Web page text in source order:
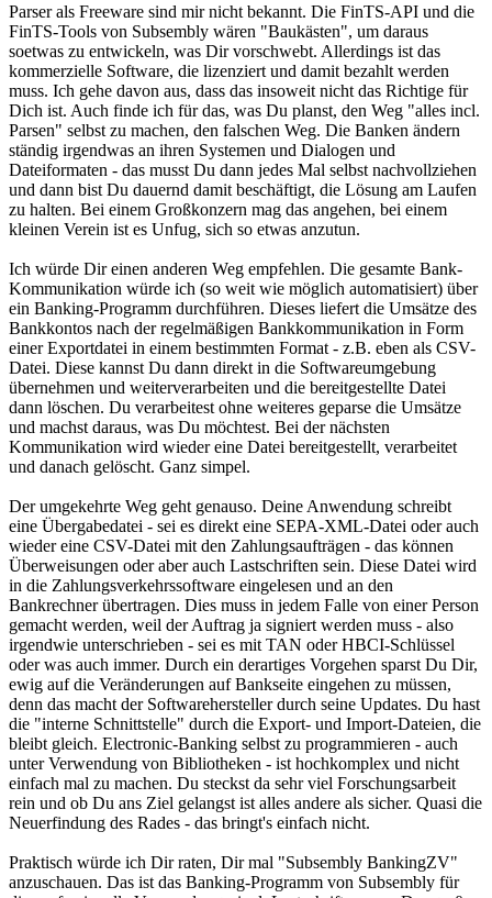
Parser als Freeware sind mir nicht bekannt. Die FinTS-API und die
FinTS-Tools von Subsembly wären "Baukästen", um daraus
soetwas zu entwickeln, was Dir vorschwebt. Allerdings ist das
kommerzielle Software, die lizenziert und damit bezahlt werden
muss. Ich gehe davon aus, dass das insoweit nicht das Richtige für
Dich ist. Auch finde ich für das, was Du planst, den Weg "alles incl.
Parsen" selbst zu machen, den falschen Weg. Die Banken ändern
ständig irgendwas an ihren Systemen und Dialogen und
Dateiformaten - das musst Du dann jedes Mal selbst nachvollziehen
und dann bist Du dauernd damit beschäftigt, die Lösung am Laufen
zu halten. Bei einem Großkonzern mag das angehen, bei einem
kleinen Verein ist es Unfug, sich so etwas anzutun.
Ich würde Dir einen anderen Weg empfehlen. Die gesamte Bank-
Kommunikation würde ich (so weit wie möglich automatisiert) über
ein Banking-Programm durchführen. Dieses liefert die Umsätze des
Bankkontos nach der regelmäßigen Bankkommunikation in Form
einer Exportdatei in einem bestimmten Format - z.B. eben als CSV-
Datei. Diese kannst Du dann direkt in die Softwareumgebung
übernehmen und weiterverarbeiten und die bereitgestellte Datei
dann löschen. Du verarbeitest ohne weiteres geparse die Umsätze
und machst daraus, was Du möchtest. Bei der nächsten
Kommunikation wird wieder eine Datei bereitgestellt, verarbeitet
und danach gelöscht. Ganz simpel.
Der umgekehrte Weg geht genauso. Deine Anwendung schreibt
eine Übergabedatei - sei es direkt eine SEPA-XML-Datei oder auch
wieder eine CSV-Datei mit den Zahlungsaufträgen - das können
Überweisungen oder aber auch Lastschriften sein. Diese Datei wird
in die Zahlungsverkehrssoftware eingelesen und an den
Bankrechner übertragen. Dies muss in jedem Falle von einer Person
gemacht werden, weil der Auftrag ja signiert werden muss - also
irgendwie unterschrieben - sei es mit TAN oder HBCI-Schlüssel
oder was auch immer. Durch ein derartiges Vorgehen sparst Du Dir,
ewig auf die Veränderungen auf Bankseite eingehen zu müssen,
denn das macht der Softwarehersteller durch seine Updates. Du hast
die "interne Schnittstelle" durch die Export- und Import-Dateien, die
bleibt gleich. Electronic-Banking selbst zu programmieren - auch
unter Verwendung von Bibliotheken - ist hochkomplex und nicht
einfach mal zu machen. Du steckst da sehr viel Forschungsarbeit
rein und ob Du ans Ziel gelangst ist alles andere als sicher. Quasi die
Neuerfindung des Rades - das bringt's einfach nicht.
Praktisch würde ich Dir raten, Dir mal "Subsembly BankingZV"
anzuschauen. Das ist das Banking-Programm von Subsembly für